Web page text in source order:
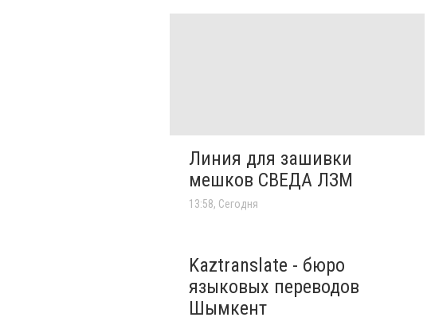
Линия для зашивки
мешков СВЕДА ЛЗМ
13:58, Сегодня
Kaztranslate - бюро
языковых переводов
Шымкент